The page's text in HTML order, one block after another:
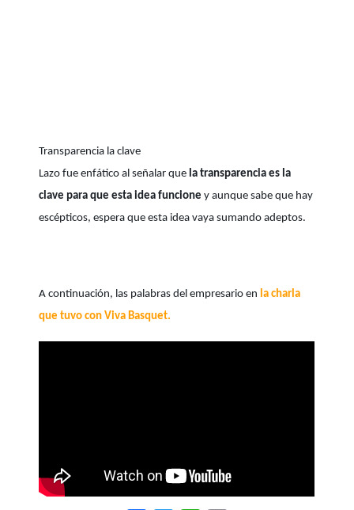
Transparencia la clave
Lazo fue enfático al señalar que la transparencia es la
clave para que esta idea funcione y aunque sabe que hay
escépticos, espera que esta idea vaya sumando adeptos.
A continuación, las palabras del empresario en la charla
que tuvo con Viva Basquet.